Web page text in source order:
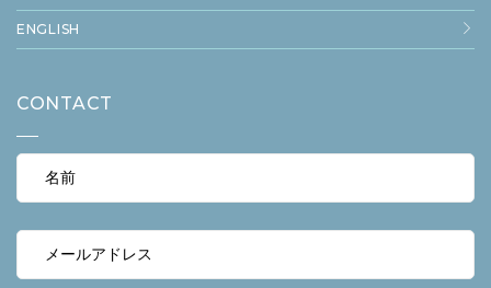
ENGLISH
CONTACT